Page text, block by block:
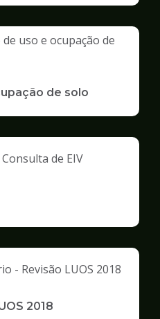
de solo
2018